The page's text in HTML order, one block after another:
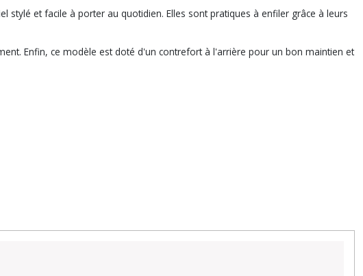
et facile à porter au quotidien. Elles sont pratiques à enfiler grâce à leurs
Enfin, ce modèle est doté d'un contrefort à l'arrière pour un bon maintien et